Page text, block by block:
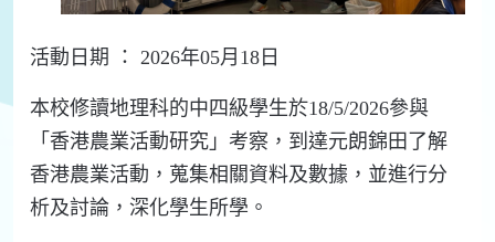
活動日期 ： 2026年05月18日
本校修讀地理科的中四級學生於18/5/2026參與
「香港農業活動研究」考察，到達元朗錦田了解
香港農業活動，蒐集相關資料及數據，並進行分
析及討論，深化學生所學。